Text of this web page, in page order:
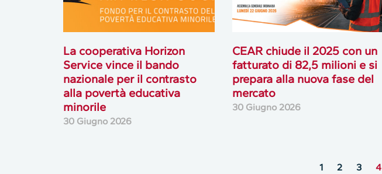
La cooperativa Horizon
Service vince il bando
nazionale per il contrasto
alla povertà educativa
minorile
30 Giugno 2026
CEAR chiude il 2025 con un
fatturato di 82,5 milioni e si
prepara alla nuova fase del
mercato
30 Giugno 2026
1 2 3 4